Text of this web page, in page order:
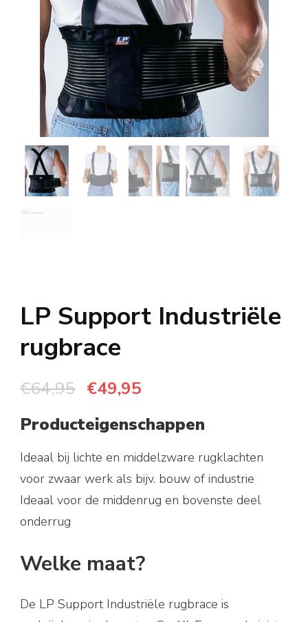
LP Support Industriële
rugbrace
€64,95 Oorspronkelijke
was:
€64,95.
€49,95
is:
€49,95.
Producteigenschappen
Ideaal bij lichte en middelzware rugklachten
voor zwaar werk als bijv. bouw of industrie
Ideaal voor de middenrug en bovenste deel
onderrug
Welke maat?
De LP Support Industriële rugbrace is